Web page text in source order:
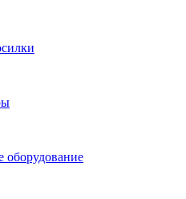
оборудование